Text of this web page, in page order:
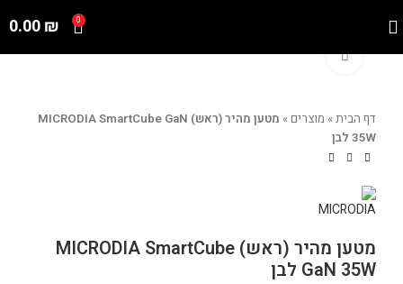
0
0.00₪
Click to enlarge
דף הבית» מוצרים»
מטען מהיר (ראש) MICRODIA SmartCube GaN
35W לבן
מטען מהיר (ראש) MICRODIA SmartCube
GaN 35W לבן